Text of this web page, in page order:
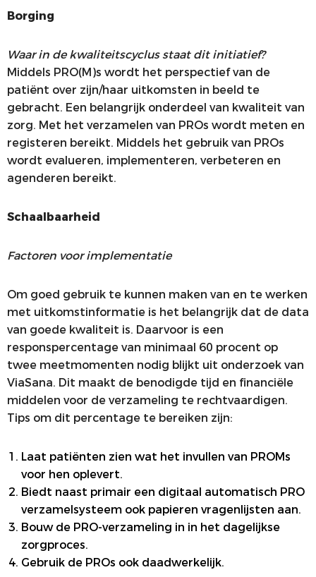
Borging
Waar in de kwaliteitscyclus staat dit initiatief?
Middels PRO(M)s wordt het perspectief van de
patiënt over zijn/haar uitkomsten in beeld te
gebracht. Een belangrijk onderdeel van kwaliteit van
zorg. Met het verzamelen van PROs wordt meten en
registeren bereikt. Middels het gebruik van PROs
wordt evalueren, implementeren, verbeteren en
agenderen bereikt.
Schaalbaarheid
Factoren voor implementatie
Om goed gebruik te kunnen maken van en te werken
met uitkomstinformatie is het belangrijk dat de data
van goede kwaliteit is. Daarvoor is een
responspercentage van minimaal 60 procent op
twee meetmomenten nodig blijkt uit onderzoek van
ViaSana. Dit maakt de benodigde tijd en financiële
middelen voor de verzameling te rechtvaardigen.
Tips om dit percentage te bereiken zijn:
Laat patiënten zien wat het invullen van PROMs
voor hen oplevert.
Biedt naast primair een digitaal automatisch PRO
verzamelsysteem ook papieren vragenlijsten aan.
Bouw de PRO-verzameling in in het dagelijkse
zorgproces.
Gebruik de PROs ook daadwerkelijk.